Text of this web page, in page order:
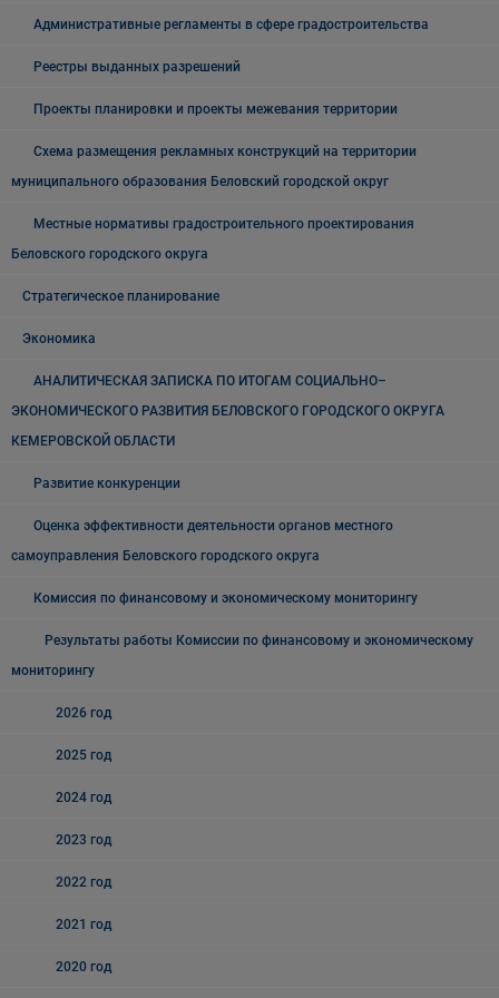
Административные регламенты в сфере градостроительства
Реестры выданных разрешений
Проекты планировки и проекты межевания территории
Схема размещения рекламных конструкций на территории
муниципального образования Беловский городской округ
Местные нормативы градостроительного проектирования
Беловского городского округа
Стратегическое планирование
Экономика
АНАЛИТИЧЕСКАЯ ЗАПИСКА ПО ИТОГАМ СОЦИАЛЬНО–
ЭКОНОМИЧЕСКОГО РАЗВИТИЯ БЕЛОВСКОГО ГОРОДСКОГО ОКРУГА
КЕМЕРОВСКОЙ ОБЛАСТИ
Развитие конкуренции
Оценка эффективности деятельности органов местного
самоуправления Беловского городского округа
Комиссия по финансовому и экономическому мониторингу
Результаты работы Комиссии по финансовому и экономическому
мониторингу
2026 год
2025 год
2024 год
2023 год
2022 год
2021 год
2020 год